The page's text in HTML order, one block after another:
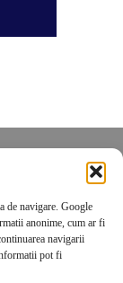
de navigare. Google
anonime, cum ar fi
navigarii
pot fi